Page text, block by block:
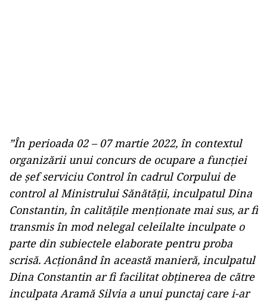
”În perioada 02 – 07 martie 2022, în contextul
organizării unui concurs de ocupare a funcţiei
de şef serviciu Control în cadrul Corpului de
control al Ministrului Sănătăţii, inculpatul Dina
Constantin, în calităţile menţionate mai sus, ar fi
transmis în mod nelegal celeilalte inculpate o
parte din subiectele elaborate pentru proba
scrisă. Acţionând în această manieră, inculpatul
Dina Constantin ar fi facilitat obţinerea de către
inculpata Aramă Silvia a unui punctaj care i-ar